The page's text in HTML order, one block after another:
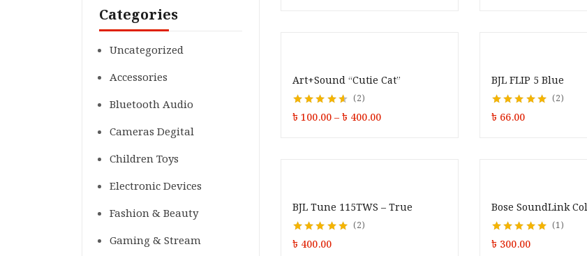
Categories
Uncategorized
Accessories
Bluetooth Audio
Cameras Degital
Children Toys
Electronic Devices
Fashion & Beauty
Gaming & Stream
Art+Sound “Cutie Cat”
Rated 4.50out
of 5
2
৳ 100.00–৳ 400.00
BJL FLIP 5 Blue
Rated 5.00
5
2
৳ 66.00
BJL Tune 115TWS – True
Rated 5.00out of
5
2
৳ 400.00
Bose SoundLink
Rated 5.00out of
5
1
৳ 300.00